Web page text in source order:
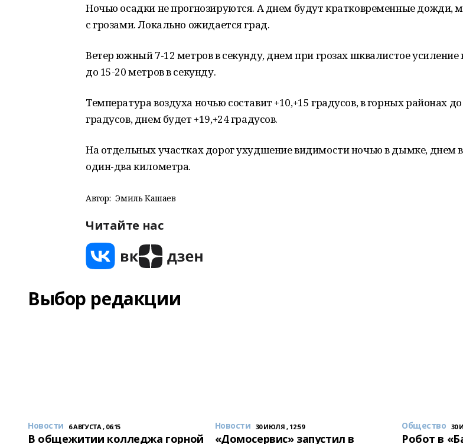
Ночью осадки не прогнозируются. А днем будут кратковременные дожди,
с грозами. Локально ожидается град.
Ветер южный 7-12 метров в секунду, днем при грозах шквалистое усиление
до 15-20 метров в секунду.
Температура воздуха ночью составит +10,+15 градусов, в горных районах до
градусов, днем будет +19,+24 градусов.
На отдельных участках дорог ухудшение видимости ночью в дымке, днем
один-два километра.
Автор: Эмиль Кашаев
Читайте нас
Выбор редакции
Новости 6 АВГУСТА , 06:15
В общежитии колледжа горной
Новости 30 ИЮЛЯ , 12:59
«Домосервис» запустил в
Общество 30
Робот в